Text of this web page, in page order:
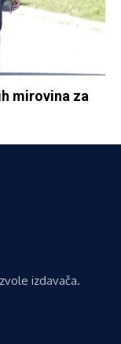
mirovina za
izdavača.